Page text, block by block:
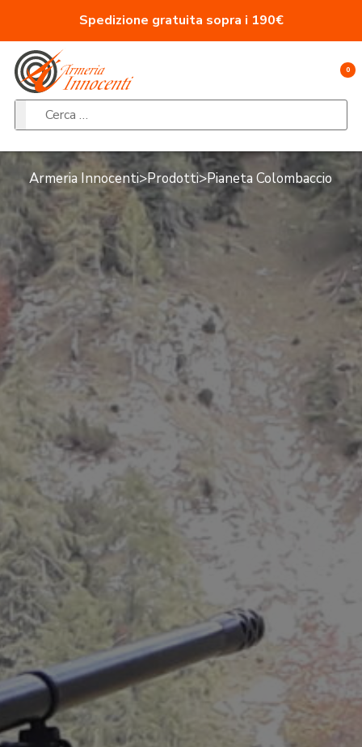
Spedizione gratuita sopra i 190€
0
Ricerca per:
Armeria Innocenti>Prodotti>Pianeta Colombaccio